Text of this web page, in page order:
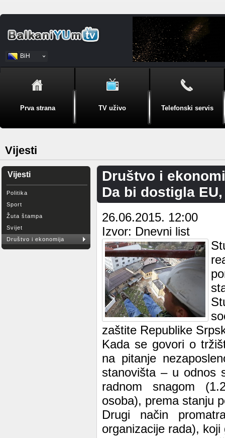
BiH
Srpski
Prva strana TV uživo Telefonski servis
Vijesti
Vijesti
Politika
Sport
Žuta štampa
Svijet
Društvo i ekonomija
Društvo i
Da bi dostigla
26.06.2015. 12:00
Izvor: Dnevni list
zaštite Republike
Kada se govori o
na pitanje
stanovišta – u odnos
radnom snagom
osoba), prema stanju
Drugi način
organizacije rada),